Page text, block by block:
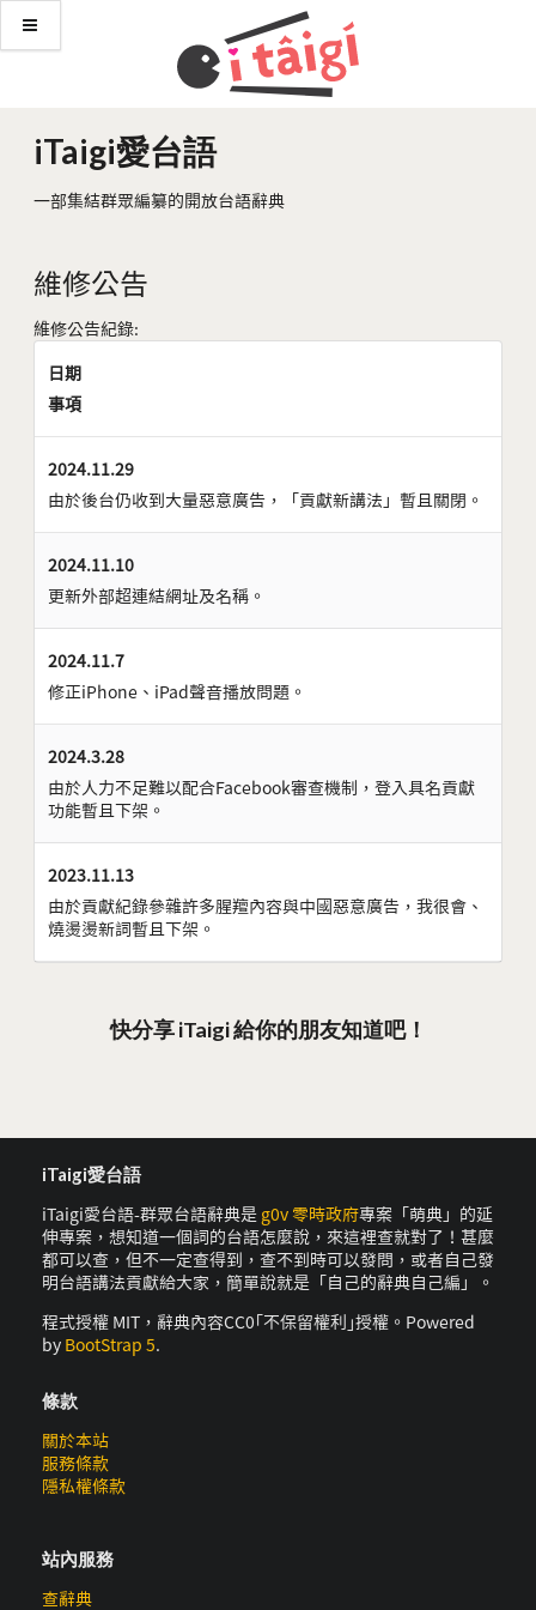
iTaigi愛台語
一部集結群眾編纂的開放台語辭典
維修公告
維修公告紀錄:
日期
事項
2024.11.29
由於後台仍收到大量惡意廣告，「貢獻新講法」暫且關閉。
2024.11.10
更新外部超連結網址及名稱。
2024.11.7
修正iPhone、iPad聲音播放問題。
2024.3.28
由於人力不足難以配合Facebook審查機制，登入具名貢獻
功能暫且下架。
2023.11.13
由於貢獻紀錄參雜許多腥羶內容與中國惡意廣告，我很會、
燒燙燙新詞暫且下架。
快分享 iTaigi 給你的朋友知道吧！
iTaigi愛台語
iTaigi愛台語-群眾台語辭典是 g0v 零時政府專案「萌典」的延
伸專案，想知道一個詞的台語怎麼說，來這裡查就對了！甚麼
都可以查，但不一定查得到，查不到時可以發問，或者自己發
明台語講法貢獻給大家，簡單說就是「自己的辭典自己編」。
程式授權 MIT，辭典內容CC0｢不保留權利｣授權。Powered
by BootStrap 5.
條款
關於本站
服務條款
隱私權條款
站內服務
查辭典